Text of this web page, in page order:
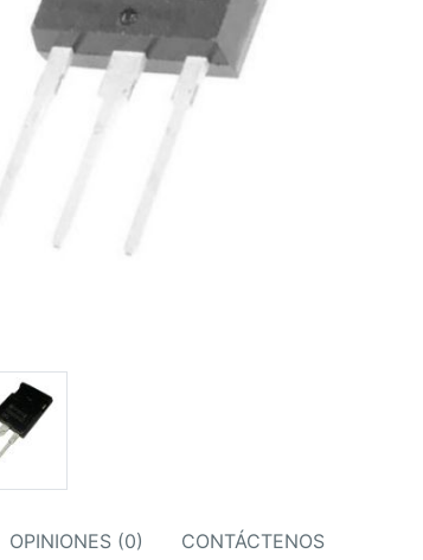
OPINIONES (0) CONTÁCTENOS